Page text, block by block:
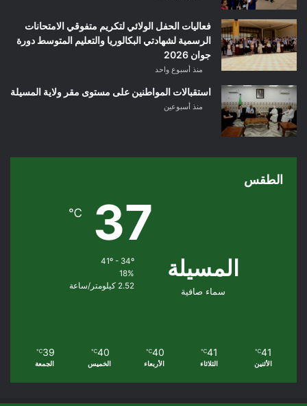
فعاليات الحفل الولائي لتكريم متفوقي الامتحانات
الرسمية لشهادتي البكالوريا والتعليم المتوسط دورة
جوان 2026
منذ أسبوع واحد
استقبالات المواطنين على مستوى مقر ولاية المسيلة
منذ أسبوعين
الطقس
المسيلة
سماء صافية
37
℃
41º - 34º
18%
2.52 كيلومتر/ساعة
41
℃
الأثنين
41
℃
الثلاثاء
40
℃
الأربعاء
40
℃
الخميس
39
℃
الجمعة